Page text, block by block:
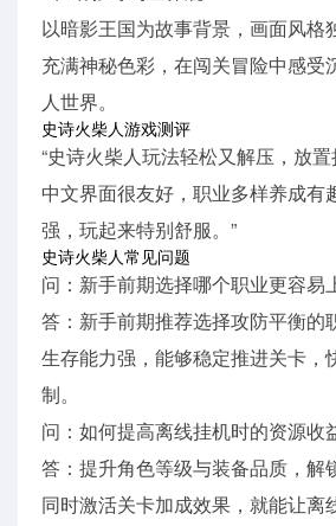
以暗影王国为故事背景，画面风格
充满神秘色彩，在闯关冒险中感受
人世界。
史诗火柴人游戏测评
“史诗火柴人玩法轻松又解压，放置
中文界面很友好，职业多样养成有
强，玩起来特别舒服。”
史诗火柴人常见问题
问：新手前期选择哪个职业更容易
答：新手前期推荐选择攻防平衡的
生存能力强，能够稳定推进关卡，
制。
问：如何提高离线挂机时的资源收
答：提升角色等级与装备品质，解
同时激活关卡加成效果，就能让离